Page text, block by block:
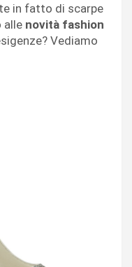
in fatto di scarpe
alle novità fashion
Vediamo